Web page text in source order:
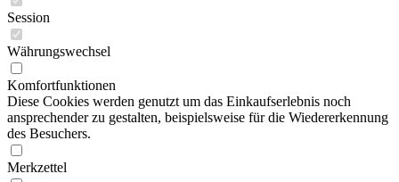
Session
Währungswechsel
Komfortfunktionen
Diese Cookies werden genutzt um das Einkaufserlebnis noch
ansprechender zu gestalten, beispielsweise für die Wiedererkennung
des Besuchers.
Merkzettel